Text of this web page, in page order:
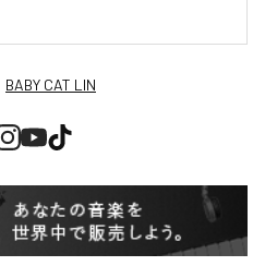
BABY CAT LIN